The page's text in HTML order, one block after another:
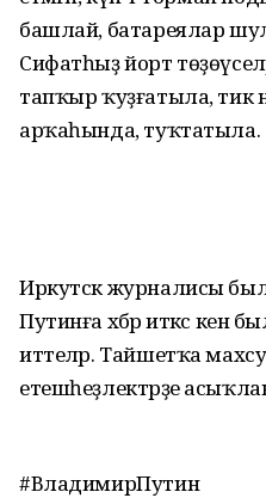
башлай, батареялар
Сифатһыҙ йорт
тапҡыр ҡуҙғатыла, тик
арҡаһында, туҡтатыла.
Иркутск журналисы
Путинға хәбәр иткәс
иттеләр. Тайшетҡа
етешһеҙлектәрҙе
#ВладимирПутин